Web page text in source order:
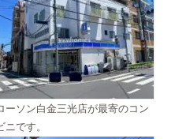
ーソン白金三光店が最寄のコン
ニです。